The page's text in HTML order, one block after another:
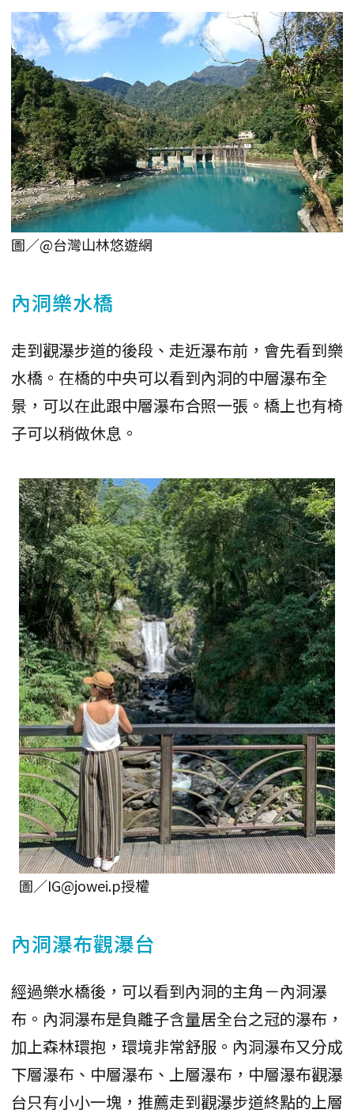
圖／@台灣山林悠遊網
內洞樂水橋
走到觀瀑步道的後段、走近瀑布前，會先看到樂
水橋。在橋的中央可以看到內洞的中層瀑布全
景，可以在此跟中層瀑布合照一張。橋上也有椅
子可以稍做休息。
圖／IG@jowei.p授權
內洞瀑布觀瀑台
經過樂水橋後，可以看到內洞的主角－內洞瀑
布。內洞瀑布是負離子含量居全台之冠的瀑布，
加上森林環抱，環境非常舒服。內洞瀑布又分成
下層瀑布、中層瀑布、上層瀑布，中層瀑布觀瀑
台只有小小一塊，推薦走到觀瀑步道終點的上層